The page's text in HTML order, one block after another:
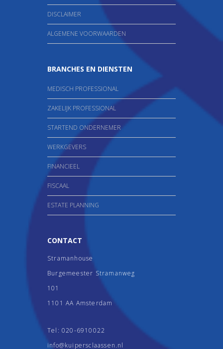
DISCLAIMER
ALGEMENE VOORWAARDEN
BRANCHES EN DIENSTEN
MEDISCH PROFESSIONAL
ZAKELIJK PROFESSIONAL
STARTEND ONDERNEMER
WERKGEVERS
FINANCIEEL
FISCAAL
ESTATE PLANNING
CONTACT
Stramanhouse
Burgemeester Stramanweg
101
1101 AA Amsterdam
Tel: 020-6910022
info@kuipersclaassen.nl